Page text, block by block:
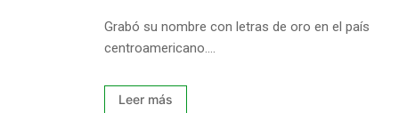
Grabó su nombre con letras de oro en el país
centroamericano....
Leer más